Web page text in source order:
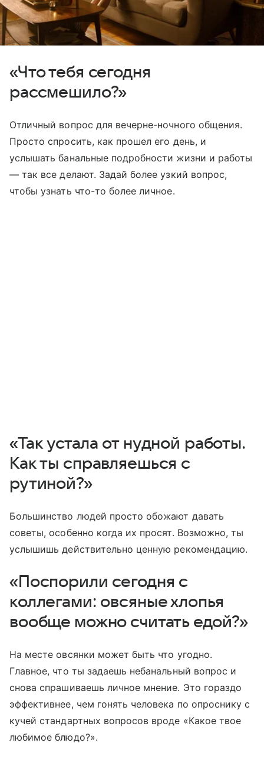
«Что тебя сегодня
рассмешило?»
Отличный вопрос для вечерне-ночного общения.
Просто спросить, как прошел его день, и
услышать банальные подробности жизни и работы
— так все делают. Задай более узкий вопрос,
чтобы узнать что-то более личное.
«Так устала от нудной работы.
Как ты справляешься с
рутиной?»
Большинство людей просто обожают давать
советы, особенно когда их просят. Возможно, ты
услышишь действительно ценную рекомендацию.
«Поспорили сегодня с
коллегами: овсяные хлопья
вообще можно считать едой?»
На месте овсянки может быть что угодно.
Главное, что ты задаешь небанальный вопрос и
снова спрашиваешь личное мнение. Это гораздо
эффективнее, чем гонять человека по опроснику с
кучей стандартных вопросов вроде «Какое твое
любимое блюдо?».